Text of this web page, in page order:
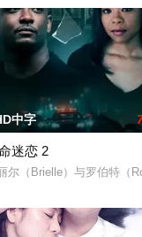
当着人面无效且用后会
中字
迷恋 2
尔（Brielle）与罗伯特（